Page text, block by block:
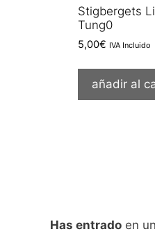
Stigbergets
Tung0
5,00€ IVA Incluido
añadir al
Has entrado en